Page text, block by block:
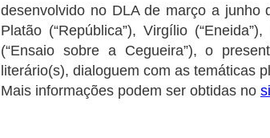
desenvolvido no DLA de março a junho
Platão (“República”), Virgílio
(“Ensaio sobre a Cegueira”), o
literário(s), dialoguem com as temáticas
Mais informações podem ser obtidas no